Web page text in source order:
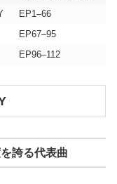
EP1–66
EP67–95
EP96–112
誇る代表曲